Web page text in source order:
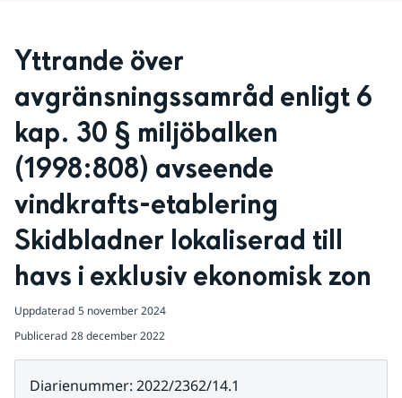
Yttrande över
avgränsningssamråd enligt 6
kap. 30 § miljöbalken
(1998:808) avseende
vindkrafts-etablering
Skidbladner lokaliserad till
havs i exklusiv ekonomisk zon
Uppdaterad 5 november 2024
Publicerad 28 december 2022
Diarienummer: 2022/2362/14.1